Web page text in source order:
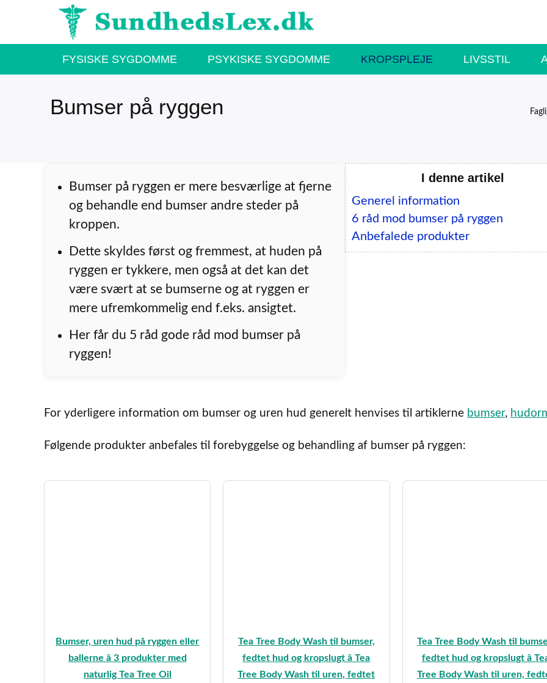
indhold
FYSISKE SYGDOMME PSYKISKE SYGDOMME KROPSPLEJE LIVSSTIL
Bumser på ryggen
Bumser på ryggen er mere besværlige at fjerne
og behandle end bumser andre steder på
kroppen.
Dette skyldes først og fremmest, at huden på
ryggen er tykkere, men også at det kan det
være svært at se bumserne og at ryggen er
mere ufremkommelig end f.eks. ansigtet.
Her får du 5 råd gode råd mod bumser på
ryggen!
I denne artikel
Generel information
6 råd mod bumser på ryggen
Anbefalede produkter
For yderligere information om bumser og uren hud generelt henvises til artiklerne bumser,
Følgende produkter anbefales til forebyggelse og behandling af bumser på ryggen:
Bumser, uren hud på ryggen eller
ballerne â 3 produkter med
naturlig Tea Tree Oil
Tea Tree Body Wash til bumser,
fedtet hud og kropslugt â Tea
Tree Body Wash til uren, fedtet
Tea Tree Body Wash til
fedtet hud og kropslugt â
Tree Body Wash til uren,